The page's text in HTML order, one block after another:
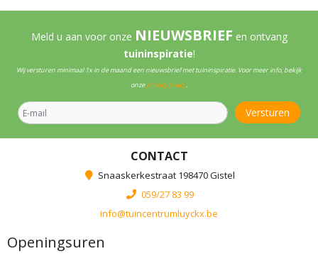
Meld u aan voor onze NIEUWSBRIEF en ontvang
tuininspiratie!
Wij versturen minimaal 1x in de maand een nieuwsbrief met tuininspiratie. Voor meer info, bekijk
onzeprivacy policy.
CONTACT
Snaaskerkestraat 198470 Gistel
059/27 83 99
info@tuincentrumluyckx.be
Openingsuren